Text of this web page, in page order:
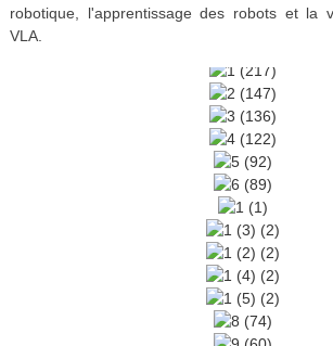
robotique, l'apprentissage des robots et la
VLA.